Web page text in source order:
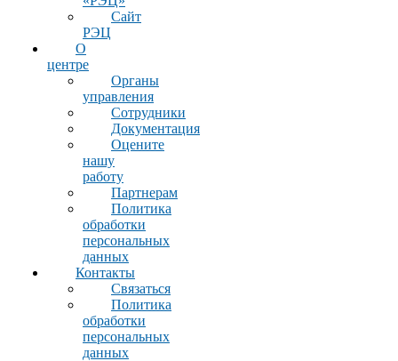
Сайт
РЭЦ
О
центре
Органы
управления
Сотрудники
Документация
Оцените
нашу
работу
Партнерам
Политика
обработки
персональных
данных
Контакты
Связаться
Политика
обработки
персональных
данных